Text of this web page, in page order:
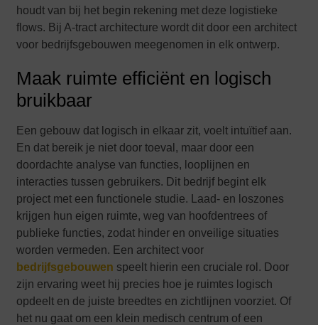
houdt van bij het begin rekening met deze logistieke
flows. Bij A-tract architecture wordt dit door een architect
voor bedrijfsgebouwen meegenomen in elk ontwerp.
Maak ruimte efficiënt en logisch
bruikbaar
Een gebouw dat logisch in elkaar zit, voelt intuïtief aan.
En dat bereik je niet door toeval, maar door een
doordachte analyse van functies, looplijnen en
interacties tussen gebruikers. Dit bedrijf begint elk
project met een functionele studie. Laad- en loszones
krijgen hun eigen ruimte, weg van hoofdentrees of
publieke functies, zodat hinder en onveilige situaties
worden vermeden. Een architect voor
bedrijfsgebouwen speelt hierin een cruciale rol. Door
zijn ervaring weet hij precies hoe je ruimtes logisch
opdeelt en de juiste breedtes en zichtlijnen voorziet. Of
het nu gaat om een klein medisch centrum of een